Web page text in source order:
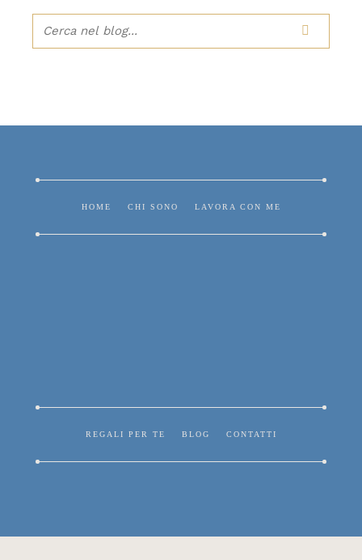

HOME CHI SONO LAVORA CON ME
REGALI PER TE BLOG CONTATTI